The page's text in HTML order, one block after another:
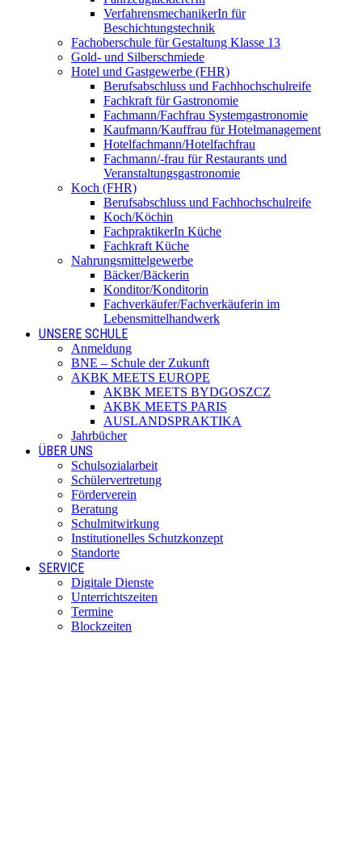
VerfahrensmechanikerIn für
Beschichtungstechnik
Fachoberschule für Gestaltung Klasse 13
Gold- und Silberschmiede
Hotel und Gastgewerbe (FHR)
Berufsabschluss und Fachhochschulreife
Fachkraft für Gastronomie
Fachmann/Fachfrau Systemgastronomie
Kaufmann/Kauffrau für Hotelmanagement
Hotelfachmann/Hotelfachfrau
Fachmann/-frau für Restaurants und
Veranstaltungsgastronomie
Koch (FHR)
Berufsabschluss und Fachhochschulreife
Koch/Köchin
FachpraktikerIn Küche
Fachkraft Küche
Nahrungsmittelgewerbe
Bäcker/Bäckerin
Konditor/Konditorin
Fachverkäufer/Fachverkäuferin im
Lebensmittelhandwerk
UNSERE SCHULE
Anmeldung
BNE – Schule der Zukunft
AKBK MEETS EUROPE
AKBK MEETS BYDGOSZCZ
AKBK MEETS PARIS
AUSLANDSPRAKTIKA
Jahrbücher
ÜBER UNS
Schulsozialarbeit
Schülervertretung
Förderverein
Beratung
Schulmitwirkung
Institutionelles Schutzkonzept
Standorte
SERVICE
Digitale Dienste
Unterrichtszeiten
Termine
Blockzeiten